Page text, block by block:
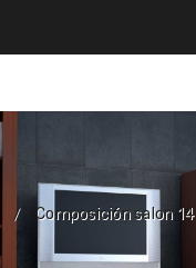
/ Composición salon 14